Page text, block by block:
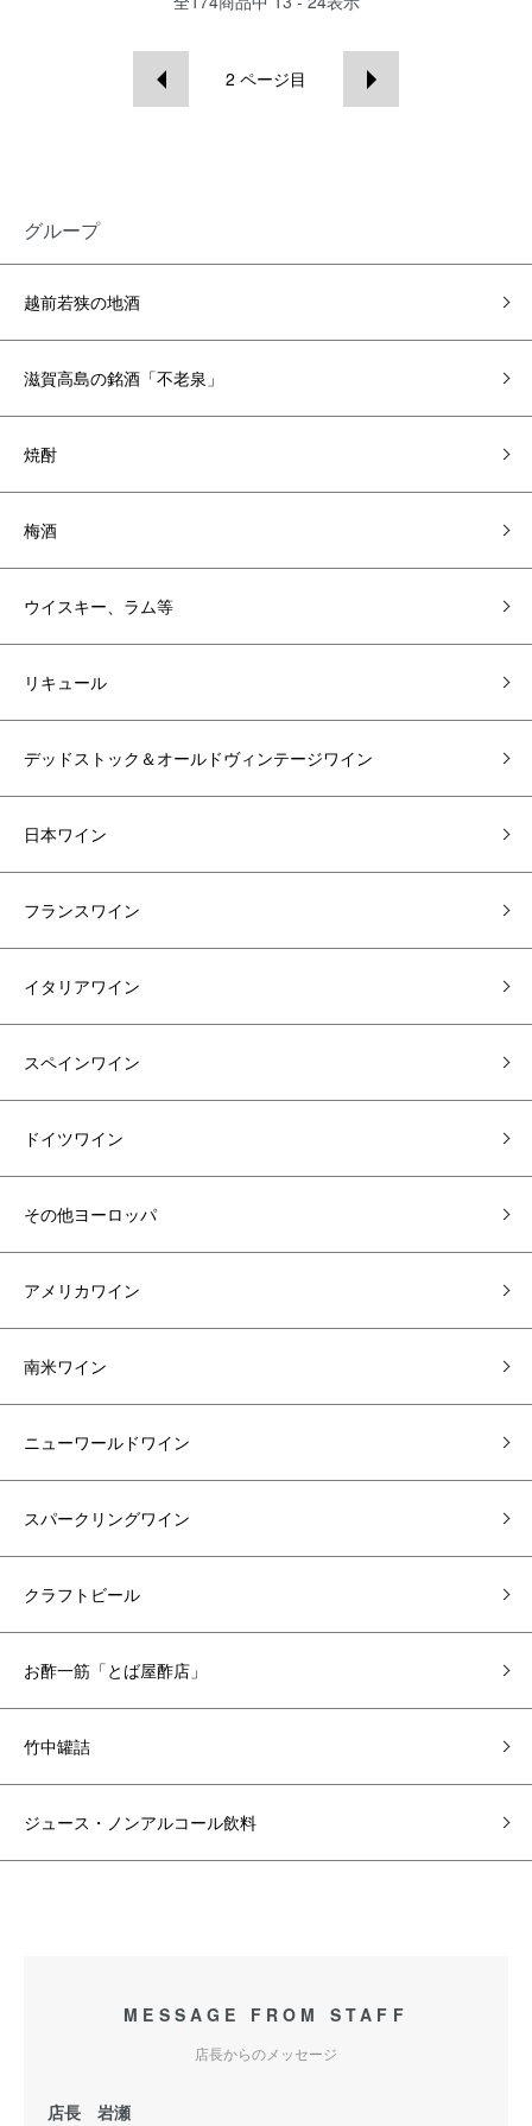
2 ページ目
グループ
越前若狭の地酒
滋賀高島の銘酒「不老泉」
焼酎
梅酒
ウイスキー、ラム等
リキュール
デッドストック＆オールドヴィンテージワイン
日本ワイン
フランスワイン
イタリアワイン
スペインワイン
ドイツワイン
その他ヨーロッパ
アメリカワイン
南米ワイン
ニューワールドワイン
スパークリングワイン
クラフトビール
お酢一筋「とば屋酢店」
竹中罐詰
ジュース・ノンアルコール飲料
MESSAGE FROM STAFF
店長からのメッセージ
店長 岩瀬